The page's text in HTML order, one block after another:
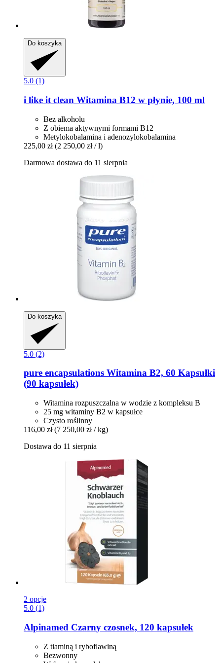
Do koszyka
5.0 (1)
i like it clean Witamina B12 w płynie, 100 ml
Bez alkoholu
Z obiema aktywnymi formami B12
Metylokobalamina i adenozylokobalamina
225,00 zł (2 250,00 zł / l)
Darmowa dostawa do 11 sierpnia
Do koszyka
5.0 (2)
pure encapsulations Witamina B2, 60 Kapsułki
(90 kapsułek)
Witamina rozpuszczalna w wodzie z kompleksu B
25 mg witaminy B2 w kapsułce
Czysto roślinny
116,00 zł (7 250,00 zł / kg)
Dostawa do 11 sierpnia
2 opcje
5.0 (1)
Alpinamed Czarny czosnek, 120 kapsułek
Z tiaminą i ryboflawiną
Bezwonny